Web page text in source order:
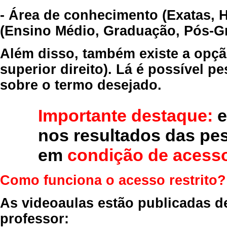
- Área de conhecimento (Exatas,
(Ensino Médio, Graduação, Pós-
Além disso, também existe a
superior direito). Lá é possível
sobre o termo desejado.
Importante destaque:
nos resultados das
em condição de
Como funciona o acesso restrito?
As videoaulas estão publicadas
professor: